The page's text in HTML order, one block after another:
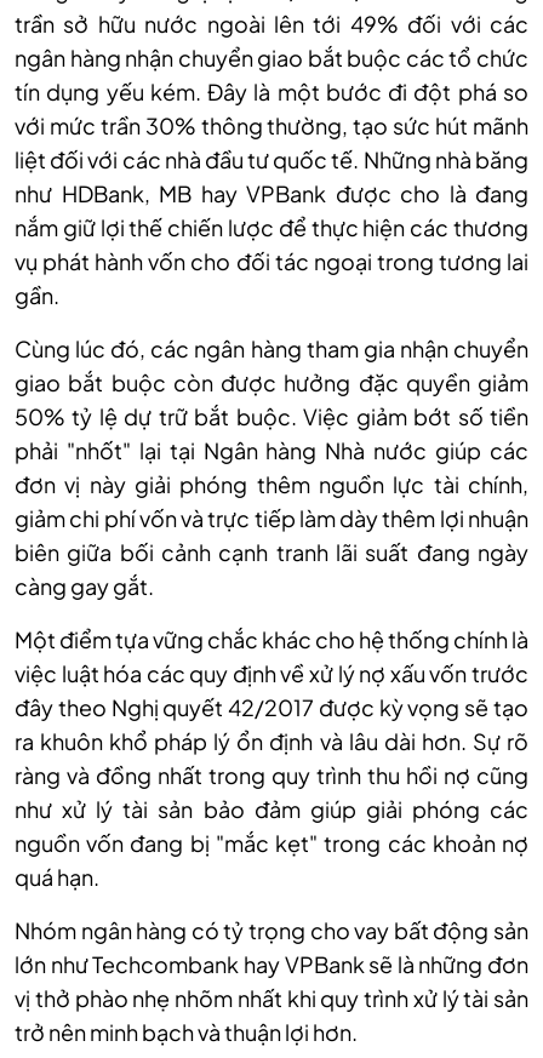
trần sở hữu nước ngoài lên tới 49% đối với các
ngân hàng nhận chuyển giao bắt buộc các tổ chức
tín dụng yếu kém. Đây là một bước đi đột phá so
với mức trần 30% thông thường, tạo sức hút mãnh
liệt đối với các nhà đầu tư quốc tế. Những nhà băng
như HDBank, MB hay VPBank được cho là đang
nắm giữ lợi thế chiến lược để thực hiện các thương
vụ phát hành vốn cho đối tác ngoại trong tương lai
gần.
Cùng lúc đó, các ngân hàng tham gia nhận chuyển
giao bắt buộc còn được hưởng đặc quyền giảm
50% tỷ lệ dự trữ bắt buộc. Việc giảm bớt số tiền
phải "nhốt" lại tại Ngân hàng Nhà nước giúp các
đơn vị này giải phóng thêm nguồn lực tài chính,
giảm chi phí vốn và trực tiếp làm dày thêm lợi nhuận
biên giữa bối cảnh cạnh tranh lãi suất đang ngày
càng gay gắt.
Một điểm tựa vững chắc khác cho hệ thống chính là
việc luật hóa các quy định về xử lý nợ xấu vốn trước
đâytheo Nghị quyết 42/2017 được kỳ vọng sẽ tạo
ra khuôn khổ pháp lý ổn định và lâu dài hơn. Sự rõ
ràng và đồng nhất trong quy trình thu hồi nợ cũng
như xử lý tài sản bảo đảm giúp giải phóng các
nguồn vốn đang bị "mắc kẹt" trong các khoản nợ
quá hạn.
Nhóm ngân hàng có tỷ trọng cho vay bất động sản
lớn như Techcombank hay VPBank sẽ là những đơn
vị thở phào nhẹ nhõm nhất khi quy trình xử lý tài sản
trở nên minh bạch và thuận lợi hơn.